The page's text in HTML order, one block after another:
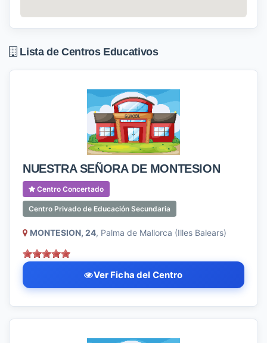
Lista de Centros Educativos
NUESTRA SEÑORA DE MONTESION
Centro Concertado
Centro Privado de Educación Secundaria
MONTESION, 24, Palma de Mallorca (Illes Balears)
Ver Ficha del Centro